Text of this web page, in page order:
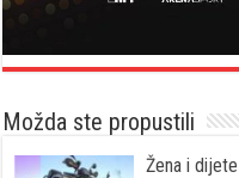
Možda ste propustili
Žena i